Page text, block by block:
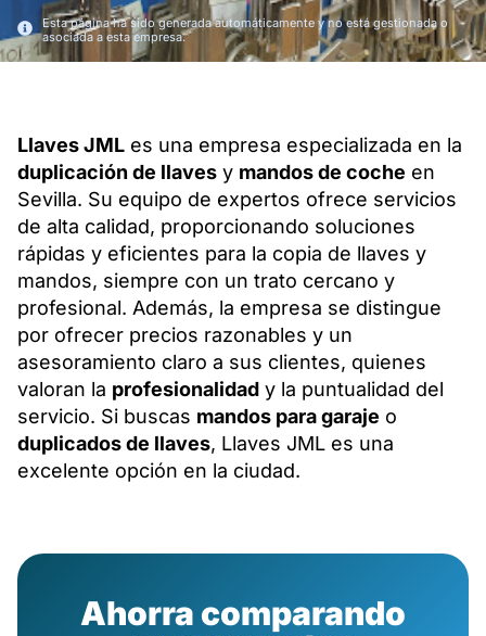
Esta página ha sido generada automáticamente y no está gestionada o
asociada a esta empresa.
Llaves JML es una empresa especializada en la
duplicación de llaves y mandos de coche en
Sevilla. Su equipo de expertos ofrece servicios
de alta calidad, proporcionando soluciones
rápidas y eficientes para la copia de llaves y
mandos, siempre con un trato cercano y
profesional. Además, la empresa se distingue
por ofrecer precios razonables y un
asesoramiento claro a sus clientes, quienes
valoran la profesionalidad y la puntualidad del
servicio. Si buscas mandos para garaje o
duplicados de llaves, Llaves JML es una
excelente opción en la ciudad.
Ahorra comparando